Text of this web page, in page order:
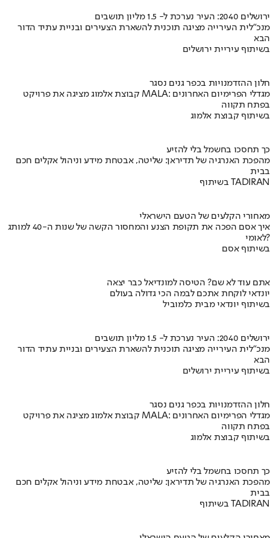
ירושלים 2040: העיר נערכת ל- 1.5 מליון תושבים
מנכ"לית העירייה מציגה תוכנית להשארת הצעירים ובניית עתיד הדור
הבא
בשיתוף עיריית ירושלים
חלון ההזדמנויות בכפר גנים נסגר
קבוצת אלמוג מציגה את פרויקט MALA: מגדלי הפרימיום האחרונים
בפתח תקווה
בשיתוף קבוצת אלמוג
כך תחסכו בחשמל בלי להזיע
מהפכת האנרגיה של תדיראן: שליטה, אבטחת מידע וניהול אקלים חכם
בבית
בשיתוף TADIRAN
מאחורי הקלעים של הטעם הישראלי
איך אסם הפכה את תקופת הצנע והמחסור הקשה של שנות ה-40 למותג
לאומי?
בשיתוף אסם
אתם עוד לא שם? הטיסה למונדיאל כבר יצאה
יונדאי לוקחת אתכם לבמה הכי גדולה בעולם
בשיתוף יונדאי מבית כלמוביל
ירושלים 2040: העיר נערכת ל- 1.5 מליון תושבים
מנכ"לית העירייה מציגה תוכנית להשארת הצעירים ובניית עתיד הדור
הבא
בשיתוף עיריית ירושלים
חלון ההזדמנויות בכפר גנים נסגר
קבוצת אלמוג מציגה את פרויקט MALA: מגדלי הפרימיום האחרונים
בפתח תקווה
בשיתוף קבוצת אלמוג
כך תחסכו בחשמל בלי להזיע
מהפכת האנרגיה של תדיראן: שליטה, אבטחת מידע וניהול אקלים חכם
בבית
בשיתוף TADIRAN